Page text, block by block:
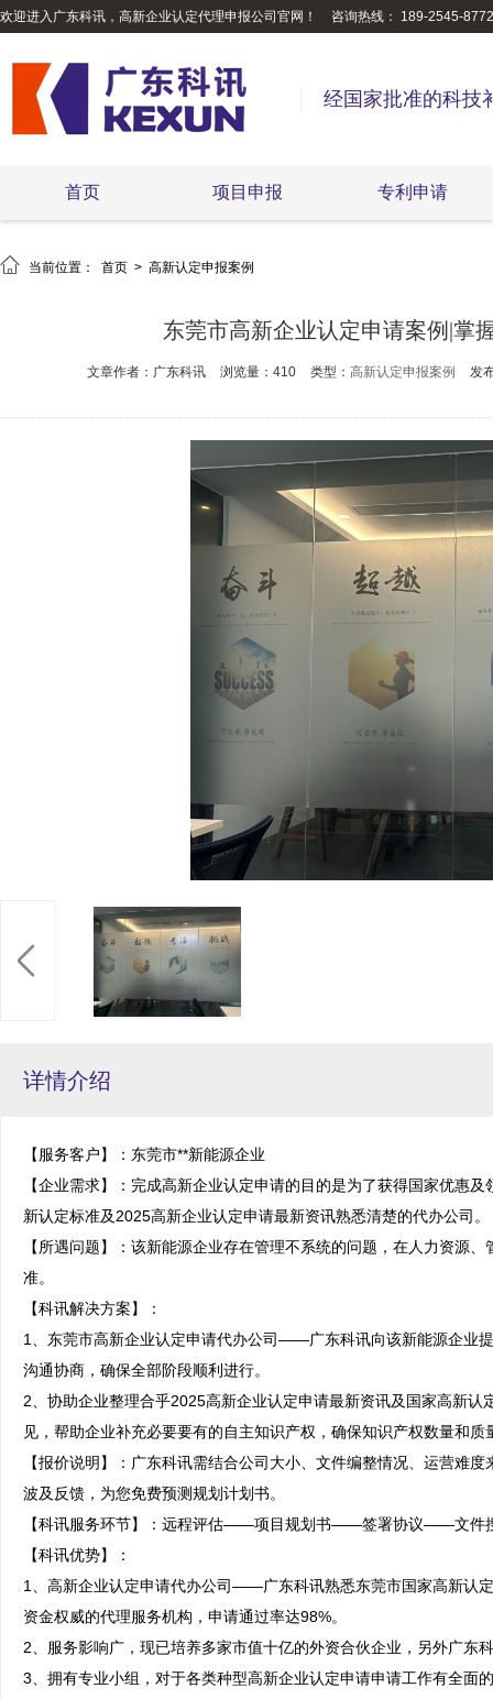
欢迎进入广东科讯，高新企业认定代理申报公司官网！ 咨询热线： 189-2545-8772
经国家批准的科技
首页 项目申报 专利申请
 当前位置： 首页 > 高新认定申报案例
东莞市高新企业认定申请案例|掌
文章作者：广东科讯 浏览量：410 类型： 高新认定申报案例 发
详情介绍
【服务客户】：东莞市**新能源企业
【企业需求】：完成高新企业认定申请的目的是为了获得国家优惠
新认定标准及2025高新企业认定申请最新资讯熟悉清楚的代办公司。
【所遇问题】：该新能源企业存在管理不系统的问题，在人力资源
准。
【科讯解决方案】：
1、东莞市高新企业认定申请代办公司——广东科讯向该新能源企业
沟通协商，确保全部阶段顺利进行。
2、协助企业整理合乎2025高新企业认定申请最新资讯及国家高新
见，帮助企业补充必要要有的自主知识产权，确保知识产权数量和
【报价说明】：广东科讯需结合公司大小、文件编整情况、运营难
波及反馈，为您免费预测规划计划书。
【科讯服务环节】：远程评估——项目规划书——签署协议——文
【科讯优势】：
1、高新企业认定申请代办公司——广东科讯熟悉东莞市国家高新认
资金权威的代理服务机构，申请通过率达98%。
2、服务影响广，现已培养多家市值十亿的外资合伙企业，另外广东
3、拥有专业小组，对于各类种型高新企业认定申请申请工作有全面